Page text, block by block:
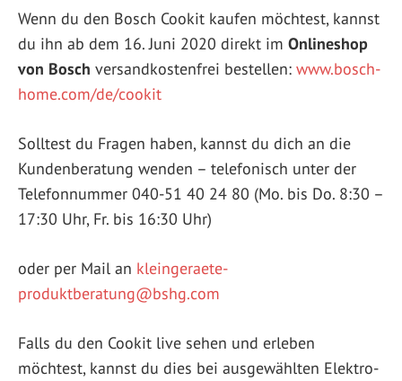
Wenn du den Bosch Cookit kaufen möchtest, kannst
du ihn ab dem 16. Juni 2020 direkt im Onlineshop
von Bosch versandkostenfrei bestellen: www.bosch-
home.com/de/cookit
Solltest du Fragen haben, kannst du dich an die
Kundenberatung wenden – telefonisch unter der
Telefonnummer 040-51 40 24 80 (Mo. bis Do. 8:30 –
17:30 Uhr, Fr. bis 16:30 Uhr)
oder per Mail an kleingeraete-
produktberatung@bshg.com
Falls du den Cookit live sehen und erleben
möchtest, kannst du dies bei ausgewählten Elektro-